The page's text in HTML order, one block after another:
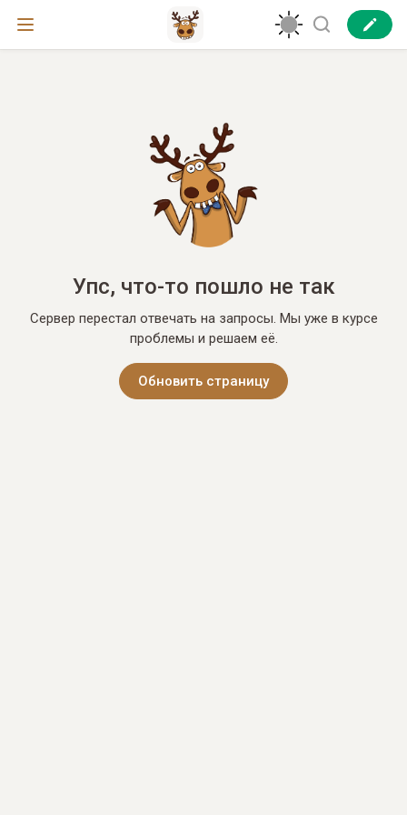
Упс, что-то пошло не так
Сервер перестал отвечать на запросы. Мы уже в курсе
проблемы и решаем её.
Обновить страницу